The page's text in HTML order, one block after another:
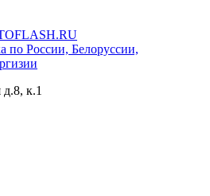
по России, Белоруссии,
к.1